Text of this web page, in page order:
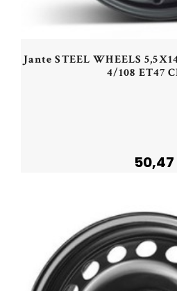
Plus de
Jante STEEL WHEELS
4/108 ET47
50,47